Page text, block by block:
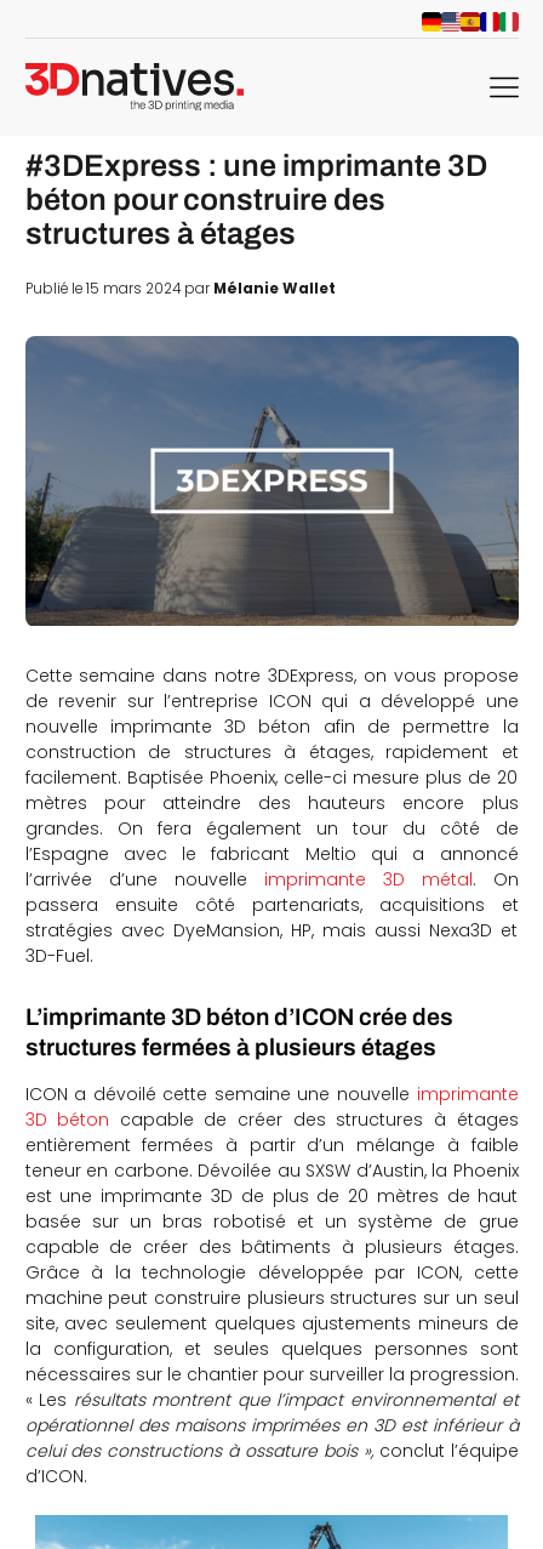
menu
#3DExpress : une imprimante 3D
béton pour construire des
structures à étages
Publié le 15 mars 2024 parMélanie Wallet
Cette semaine dans notre 3DExpress, on vous propose
de revenir sur l’entreprise ICON qui a développé une
nouvelle imprimante 3D béton afin de permettre la
construction de structures à étages, rapidement et
facilement. Baptisée Phoenix, celle-ci mesure plus de 20
mètres pour atteindre des hauteurs encore plus
grandes. On fera également un tour du côté de
l’Espagne avec le fabricant Meltio qui a annoncé
l’arrivée d’une nouvelle imprimante 3D métal. On
passera ensuite côté partenariats, acquisitions et
stratégies avec DyeMansion, HP, mais aussi Nexa3D et
3D-Fuel.
L’imprimante 3D béton d’ICON crée des
structures fermées à plusieurs étages
ICON a dévoilé cette semaine une nouvelle imprimante
3D béton capable de créer des structures à étages
entièrement fermées à partir d’un mélange à faible
teneur en carbone. Dévoilée au SXSW d’Austin, la Phoenix
est une imprimante 3D de plus de 20 mètres de haut
basée sur un bras robotisé et un système de grue
capable de créer des bâtiments à plusieurs étages.
Grâce à la technologie développée par ICON, cette
machine peut construire plusieurs structures sur un seul
site, avec seulement quelques ajustements mineurs de
la configuration, et seules quelques personnes sont
nécessaires sur le chantier pour surveiller la progression.
« Les résultats montrent que l’impact environnemental et
opérationnel des maisons imprimées en 3D est inférieur à
celui des constructions à ossature bois »,conclut l’équipe
d’ICON.